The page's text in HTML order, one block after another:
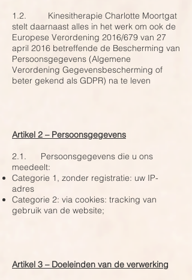
1.2. Kinesitherapie Charlotte Moortgat
stelt daarnaast alles in het werk om ook de
Europese Verordening 2016/679 van 27
april 2016 betreffende de Bescherming van
Persoonsgegevens (Algemene
Verordening Gegevensbescherming of
beter gekend als GDPR) na te leven
Artikel 2 – Persoonsgegevens
2.1. Persoonsgegevens die u ons
meedeelt:
Categorie 1, zonder registratie: uw IP-
adres
Categorie 2: via cookies: tracking van
gebruik van de website;
Artikel 3 – Doeleinden van de verwerking